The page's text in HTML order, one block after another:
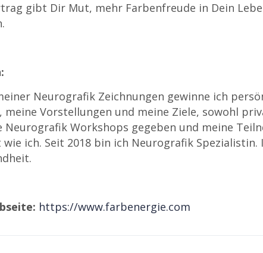
gibt Dir Mut, mehr Farbenfreude in Dein
Neurografik Zeichnungen gewinne ich
meine Vorstellungen und meine Ziele, sowohl
Neurografik Workshops gegeben und meine
ich. Seit 2018 bin ich Neurografik Spezialistin.
https://www.farbenergie.com